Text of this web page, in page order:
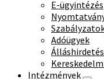
E-ügyintézés
Adóügyek
Intézmények